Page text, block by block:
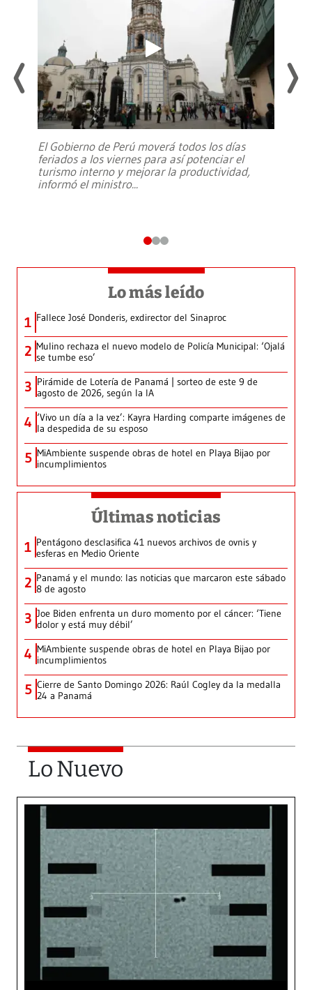
El Gobierno de Perú moverá todos los días
feriados a los viernes para así potenciar el
turismo interno y mejorar la productividad,
informó el ministro...
Lo más leído
1 Fallece José Donderis, exdirector del Sinaproc
2 Mulino rechaza el nuevo modelo de Policía Municipal: ‘Ojalá
se tumbe eso’
3 Pirámide de Lotería de Panamá | sorteo de este 9 de
agosto de 2026, según la IA
4 ‘Vivo un día a la vez’: Kayra Harding comparte imágenes de
la despedida de su esposo
5 MiAmbiente suspende obras de hotel en Playa Bijao por
incumplimientos
Últimas noticias
1 Pentágono desclasifica 41 nuevos archivos de ovnis y
esferas en Medio Oriente
2 Panamá y el mundo: las noticias que marcaron este sábado
8 de agosto
3 Joe Biden enfrenta un duro momento por el cáncer: ‘Tiene
dolor y está muy débil’
4 MiAmbiente suspende obras de hotel en Playa Bijao por
incumplimientos
5 Cierre de Santo Domingo 2026: Raúl Cogley da la medalla
24 a Panamá
Lo Nuevo